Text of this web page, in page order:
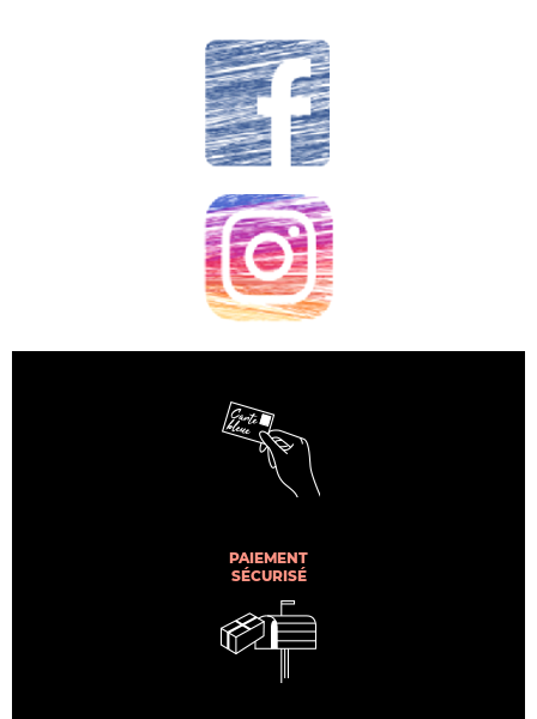
PAIEMENT
SÉCURISÉ